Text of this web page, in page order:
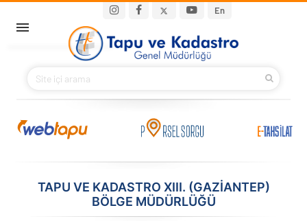
En
Main navigation
BAKANIMIZ
KURUMSAL
TAPU VE KADASTRO XIII. (GAZIANTEP)
BÖLGE MÜDÜRLÜĞÜ